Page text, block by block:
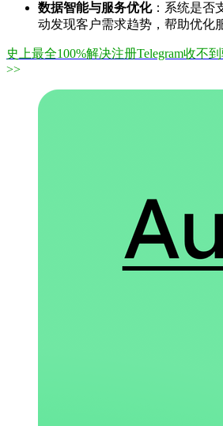
数据智能与服务优化：系统是否
动发现客户需求趋势，帮助优化
史上最全100%解决注册Telegram收不
>>